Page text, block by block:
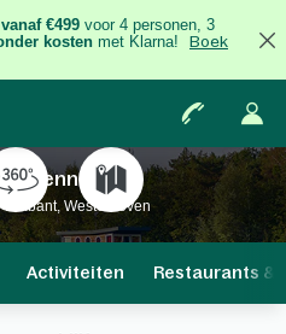
vanaf €499 voor 4 personen, 3
kosten met Klarna!
Boek
Westerhoven
Activiteiten Restaurants &